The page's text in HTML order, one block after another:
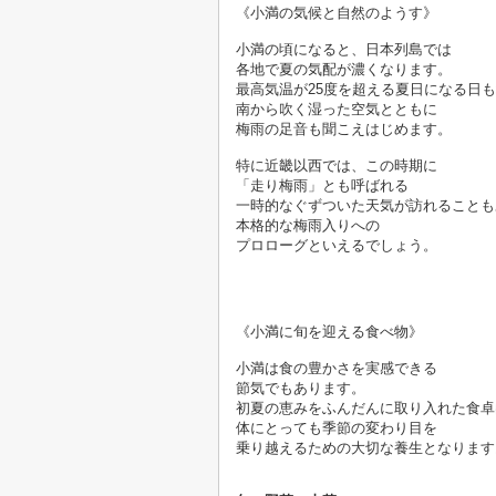
《小満の気候と自然のようす》
小満の頃になると、日本列島では
各地で夏の気配が濃くなります。
最高気温が25度を超える夏日になる日も
南から吹く湿った空気とともに
梅雨の足音も聞こえはじめます。
特に近畿以西では、この時期に
「走り梅雨」とも呼ばれる
一時的なぐずついた天気が訪れることも
本格的な梅雨入りへの
プロローグといえるでしょう。
《小満に旬を迎える食べ物》
小満は食の豊かさを実感できる
節気でもあります。
初夏の恵みをふんだんに取り入れた食
体にとっても季節の変わり目を
乗り越えるための大切な養生となります